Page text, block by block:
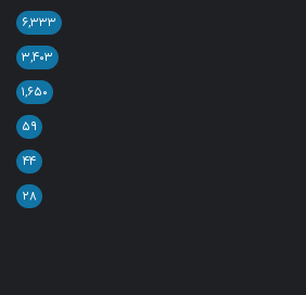
۶,۳۳۳
۳,۴۰۳
۱,۶۵۰
۵۹
۴۴
۲۸